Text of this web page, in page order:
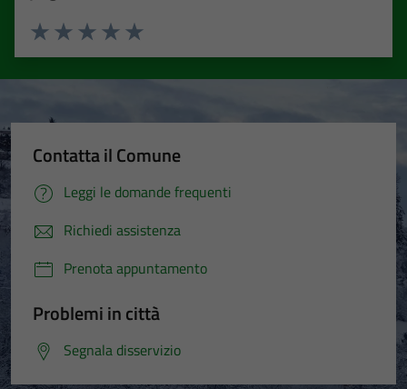
Valuta 5 stelle su 5
Valuta 4 stelle su 5
Valuta 3 stelle su 5
Valuta 2 stelle su 5
Valuta 1 stelle su 5
Contatta il Comune
Leggi le domande frequenti
Richiedi assistenza
Prenota appuntamento
Problemi in città
Segnala disservizio